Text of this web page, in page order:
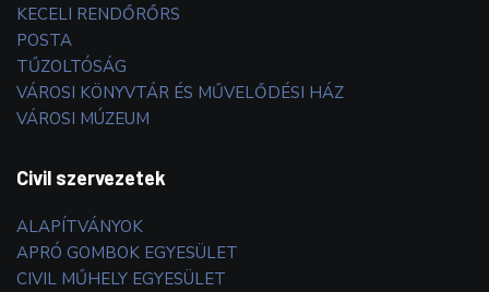
KECELI RENDŐRŐRS
POSTA
TŰZOLTÓSÁG
VÁROSI KÖNYVTÁR ÉS MŰVELŐDÉSI HÁZ
VÁROSI MÚZEUM
Civil szervezetek
ALAPÍTVÁNYOK
APRÓ GOMBOK EGYESÜLET
CIVIL MŰHELY EGYESÜLET